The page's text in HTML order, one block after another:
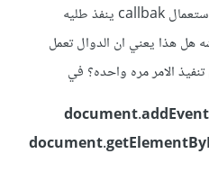
مره واحده عند التشغيل اما عند استعمال callbak ينفذ طليه
هل هذا يعني ان الدوال تعمل